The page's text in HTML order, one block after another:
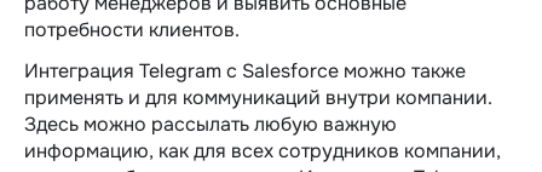
потребности клиентов.
Интеграция Telegram c Salesforce можно также
применять и для коммуникаций внутри компании.
Здесь можно рассылать любую важную
информацию, как для всех сотрудников компании,